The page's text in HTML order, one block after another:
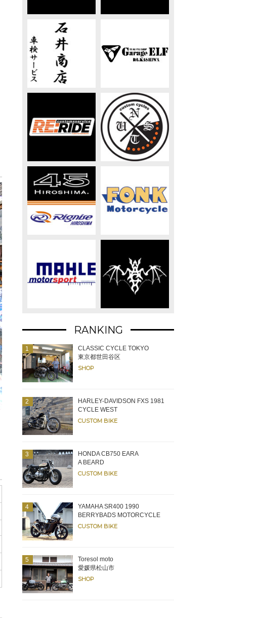
店舗に入って右奥が工作機械を集約した加工スペースとなる。このエリア以外にも
に舌を巻く。スタンスはあくまでもエンジンありきのカスタムだ。
RANKING
CLASSIC CYCLE TOKYO
東京都世田谷区
SHOP
HARLEY-DAVIDSON FXS 1981
CYCLE WEST
CUSTOM BIKE
HONDA CB750 EARA
A BEARD
CUSTOM BIKE
YAMAHA SR400 1990
BERRYBADS MOTORCYCLE
CUSTOM BIKE
Toresol moto
愛媛県松山市
SHOP